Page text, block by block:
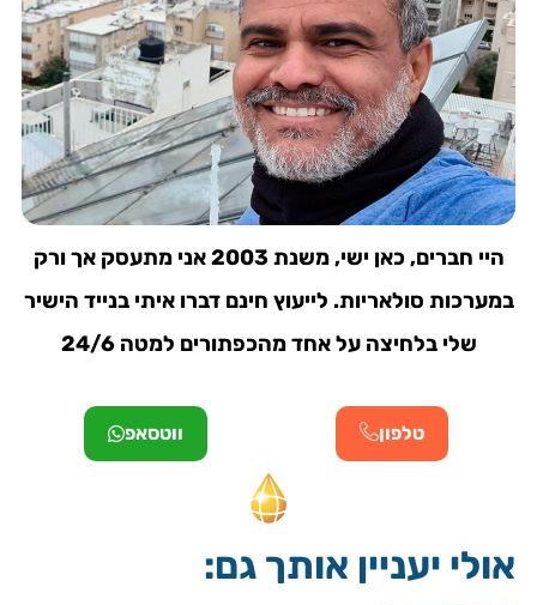
היי חברים, כאן ישי, משנת 2003 אני מתעסק אך ורק
במערכות סולאריות. לייעוץ חינם דברו איתי בנייד הישיר
שלי בלחיצה על אחד מהכפתורים למטה 24/6
טלפון ווטסאפ
אולי יעניין אותך גם: